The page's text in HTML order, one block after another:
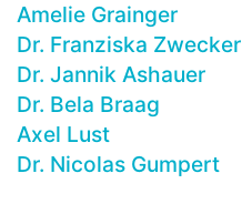
Amelie Grainger
Dr. Franziska Zwecker
Dr. Jannik Ashauer
Dr. Bela Braag
Axel Lust
Dr. Nicolas Gumpert